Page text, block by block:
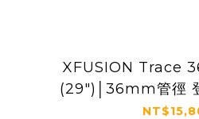
XFUSION Trace
(29")│36mm管徑